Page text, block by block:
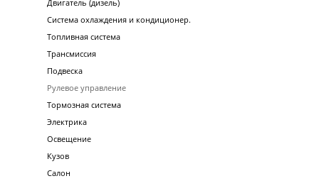
Двигатель (дизель)
Система охлаждения и кондиционер.
Топливная система
Трансмиссия
Подвеска
Рулевое управление
Тормозная система
Электрика
Освещение
Кузов
Салон